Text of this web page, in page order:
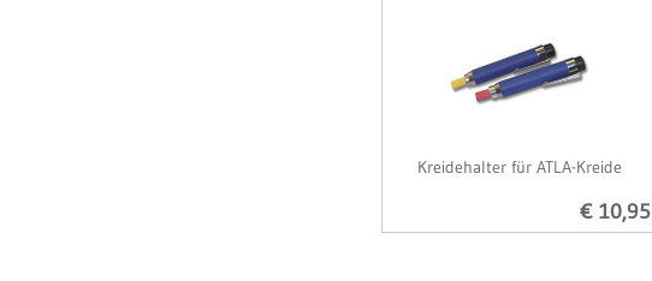
Kreidehalter für ATLA-Kreide
€ 10,95